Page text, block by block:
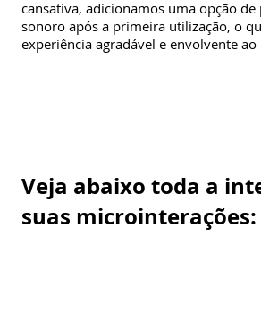
cansativa, adicionamos uma opção de
sonoro após a primeira utilização, o
experiência agradável e envolvente
Veja abaixo toda a
suas microinterações: